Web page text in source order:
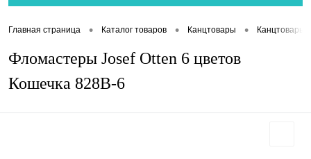
Главная страница • Каталог товаров • Канцтовары • Канцтовары
Фломастеры Josef Otten 6 цветов
Кошечка 828В-6